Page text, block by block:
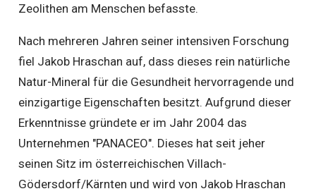
Zeolithen am Menschen befasste.
Nach mehreren Jahren seiner intensiven Forschung
fiel Jakob Hraschan auf, dass dieses rein natürliche
Natur-Mineral für die Gesundheit hervorragende und
einzigartige Eigenschaften besitzt. Aufgrund dieser
Erkenntnisse gründete er im Jahr 2004 das
Unternehmen "PANACEO". Dieses hat seit jeher
seinen Sitz im österreichischen Villach-
Gödersdorf/Kärnten und wird von Jakob Hraschan